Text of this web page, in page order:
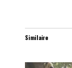
Similaire